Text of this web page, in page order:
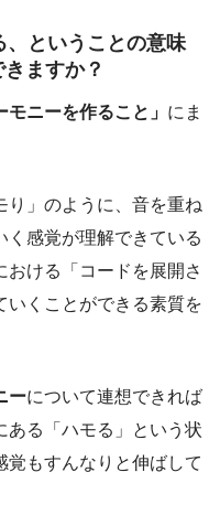
、ということの意味
ますか？
モニーを作ること」 にま
り」のように、音を重ね
く感覚が理解できている
おける「コードを展開さ
いくことができる素質を
ーについて連想できれば
ある「ハモる」という状
覚もすんなりと伸ばして